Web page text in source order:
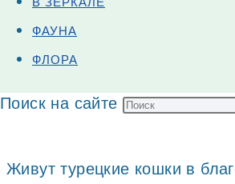
ФАУНА
ФЛОРА
Поиск на сайте
9gag.com
Живут турецкие кошки в